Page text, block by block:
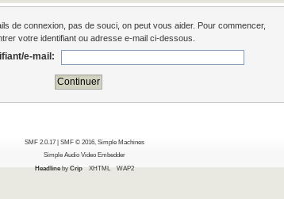
de connexion, pas de souci, on peut vous aider. Pour commencer,
votre identifiant ou adresse e-mail ci-dessous.
e-mail:
SMF 2.0.17 | SMF © 2016, Simple Machines
Simple Audio Video Embedder
HeadlinebyCrip XHTML WAP2